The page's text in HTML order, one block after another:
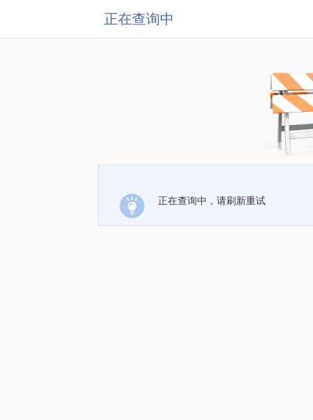
正在查询中
正在查询中，请刷新重试